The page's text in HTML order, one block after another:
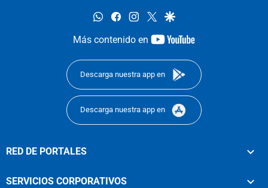
whatsappfacebookinstagram
twittergoogle
Más contenido en
youtube-
Descarga nuestra app en
Descarga nuestra app en
RED DE PORTALES
SERVICIOS CORPORATIVOS